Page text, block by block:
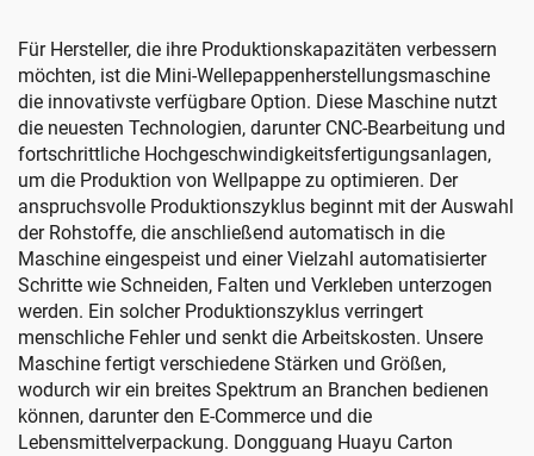
(Vakuumübertragung
Oberdruck)
Für Hersteller, die ihre Produktionskapazitäten verbessern
möchten, ist die Mini-Wellepappenherstellungsmaschine
die innovativste verfügbare Option. Diese Maschine nutzt
die neuesten Technologien, darunter CNC-Bearbeitung und
fortschrittliche Hochgeschwindigkeitsfertigungsanlagen,
um die Produktion von Wellpappe zu optimieren. Der
anspruchsvolle Produktionszyklus beginnt mit der Auswahl
der Rohstoffe, die anschließend automatisch in die
Maschine eingespeist und einer Vielzahl automatisierter
Schritte wie Schneiden, Falten und Verkleben unterzogen
werden. Ein solcher Produktionszyklus verringert
menschliche Fehler und senkt die Arbeitskosten. Unsere
Maschine fertigt verschiedene Stärken und Größen,
wodurch wir ein breites Spektrum an Branchen bedienen
können, darunter den E-Commerce und die
Lebensmittelverpackung. Dongguang Huayu Carton